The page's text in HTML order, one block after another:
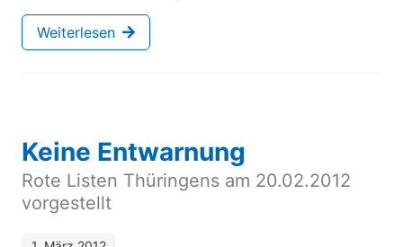
Weiterlesen
Keine Entwarnung
Rote Listen Thüringens am 20.02.2012
vorgestellt